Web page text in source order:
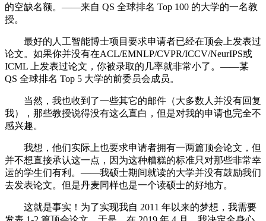
的空缺名额。——来自 QS 全球排名 Top 100 的大学的一名教
授。
最好的人工智能博士项目要求申请者已经在顶会上发表过
论文。如果你并没有在ACL/EMNLP/CVPR/ICCV/NeurIPS或
ICML 上发表过论文，你被录取的几率就非常小了。——某
QS 全球排名 Top 5 大学的前委员会成员。
当然，我也收到了一些其它的邮件（大多数人并没有回复
我），那些教授说得没有这么直白，但是对我的申请也完全不
感兴趣。
我想，他们实际上也要求申请者拥有一两篇顶会论文，但
并不想直接承认这一点，因为这种糟糕的标准只对那些非常幸
运的学生们有利。——我硕士期间就读的大学并没有鼓励我们
去发表论文。但是丹麦同样也是一个读硕士的好地方。
这就是事实！为了实现我自 2011 年以来的梦想，我需要